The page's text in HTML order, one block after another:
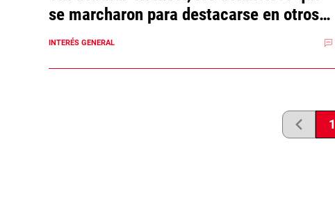
se marcharon para destacarse en otros
equipos
INTERÉS GENERAL
1